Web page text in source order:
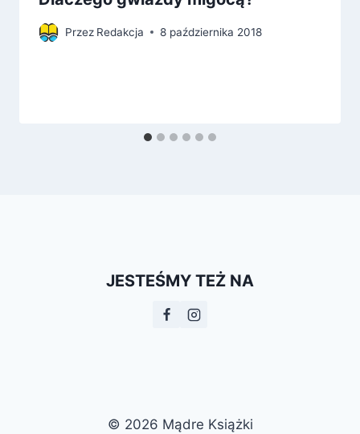
Przez Redakcja 8 października 2018
JESTEŚMY TEŻ NA
© 2026 Mądre Książki